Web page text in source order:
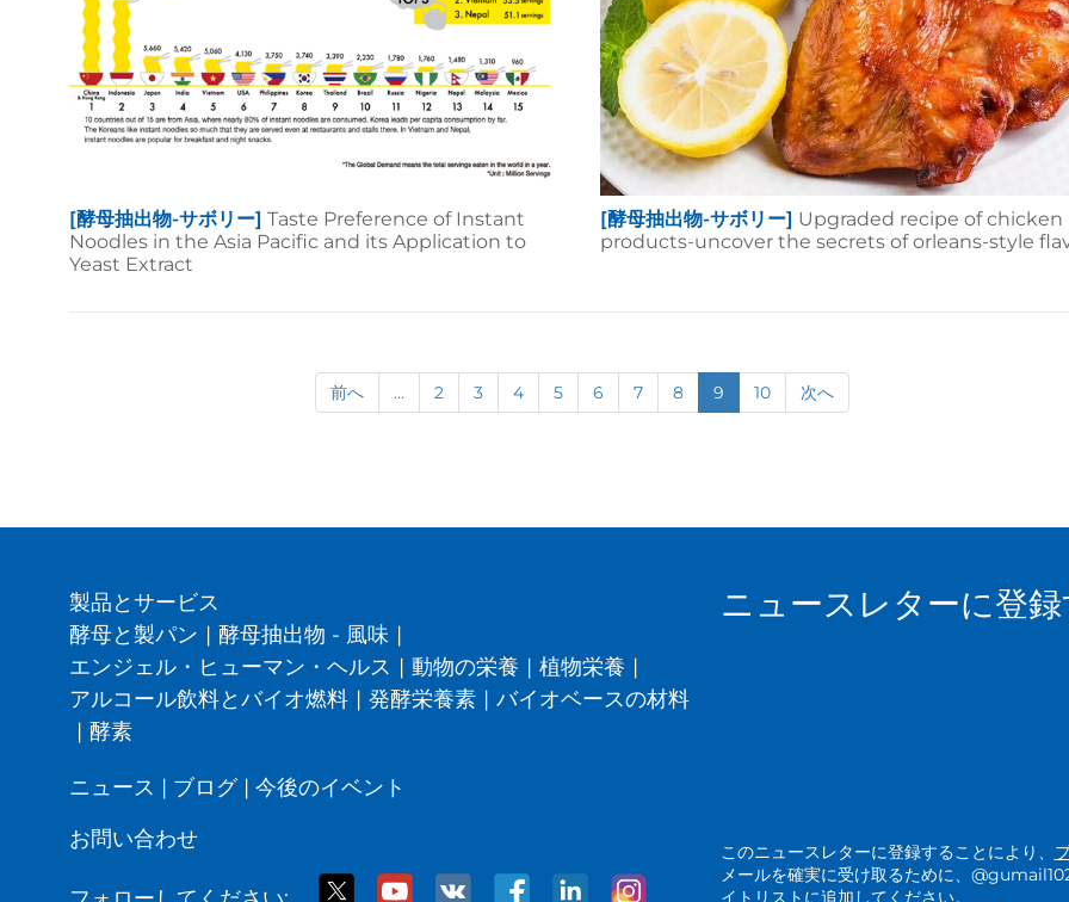
[酵母抽出物-サボリー] Taste Preference of Instant
Noodles in the Asia Pacific and its Application to
Yeast Extract
[酵母抽出物-サボリー] Upgraded recipe of chicken
products-uncover the secrets of orleans-style
前へ ... 2 3 4 5 6 7 8 9 10 次へ
製品とサービス
酵母と製パン | 酵母抽出物 - 風味 |
エンジェル・ヒューマン・ヘルス | 動物の栄養 | 植物栄養 |
アルコール飲料とバイオ燃料 | 発酵栄養素 | バイオベースの材料
| 酵素
ニュース | ブログ| 今後のイベント
お問い合わせ
ニュースレターに登
このニュースレターに登録することにより、
メールを確実に受け取るために、
イトリストに追加してください。